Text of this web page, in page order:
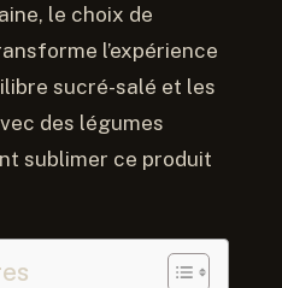
le choix de
l’expérience
sucré-salé et les
des légumes
sublimer ce produit